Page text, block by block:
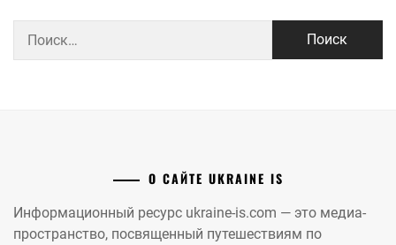
О САЙТЕ UKRAINE IS
Информационный ресурс ukraine-is.com — это медиа-
пространство, посвященный путешествиям по